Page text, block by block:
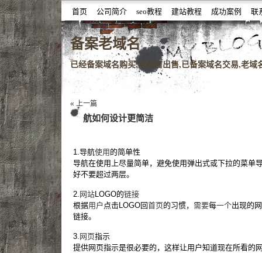
首页 公司简介 seo教程 建站教程 成功案例 联
噆噇已备案域名百度权重域名老域名购买,老域名交易,
备案老域名
已经备案域名购买,老域名出售,已备案域名交易,老
« 上一篇
航如何设计更简洁
1.导航使用 的简单性
导航在使用上尽量简单，避免使用弹出式或下拉的菜单
好不要超过两层。
2. 网站LOGO的链接
根据用户 点击LOGO回首页的习惯， 需要每一个出现的
链接。
3. 网页指示
提供网页指示是很必要的，这样让用户知道现在所看的